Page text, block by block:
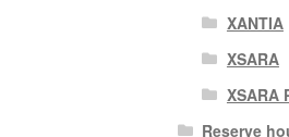
XANTIA
XSARA
XSARA
Reserve